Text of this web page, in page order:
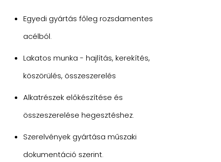
Egyedi gyártás főleg rozsdamentes
acélból.
Lakatos munka - hajlítás, kerekítés,
köszörülés, összeszerelés
Alkatrészek előkészítése és
összeszerelése hegesztéshez.
Szerelvények gyártása műszaki
dokumentáció szerint.